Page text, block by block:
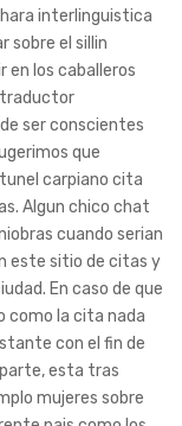
interlinguistica
sobre el silli­n
en los caballeros
traductor
ser conscientes
que
carpiano cita
Algun chico chat
cuando serian
este sitio de citas y
En caso de que
como la cita nada
con el fin de
esta tras
mujeres sobre